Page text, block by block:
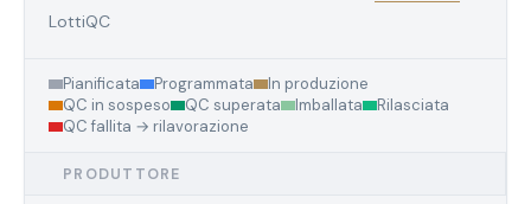
LottiQC
Pianificata Programmata
In produzione
QC in sospeso
QC superata Imballata
Rilasciata
QC fallita → rilavorazione
PRODUTTORE